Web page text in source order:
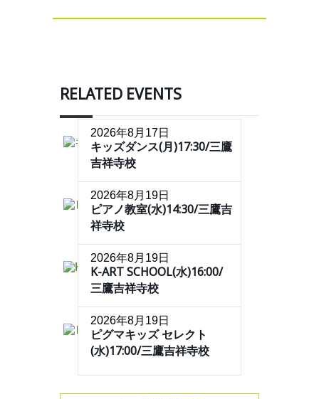
RELATED EVENTS
2026年8月17日
キッズダンス(月)17:30/三鷹
吉祥寺校
2026年8月19日
ピアノ教室(水)14:30/三鷹吉
祥寺校
2026年8月19日
K-ART SCHOOL(水)16:00/
三鷹吉祥寺校
2026年8月19日
ピグマキッズ セレクト
(水)17:00/三鷹吉祥寺校